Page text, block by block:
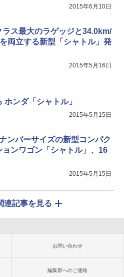
2015年6月10日
ラス最大のラゲッジと34.0km/
両立する新型「シャトル」発
2015年5月16日
ホンダ「シャトル」
2015年5月15日
ンバーサイズの新型コンパク
ョンワゴン「シャトル」、16
2015年5月15日
連記事を見る
お問い合わせ
編集部へのご連絡